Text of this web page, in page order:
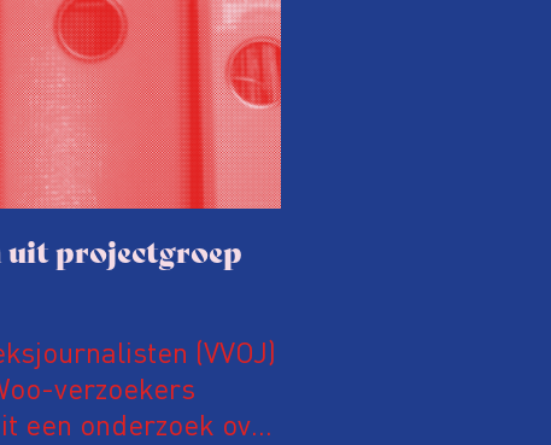
uit projectgroep
(VVOJ)
verzoekers
een onderzoek over